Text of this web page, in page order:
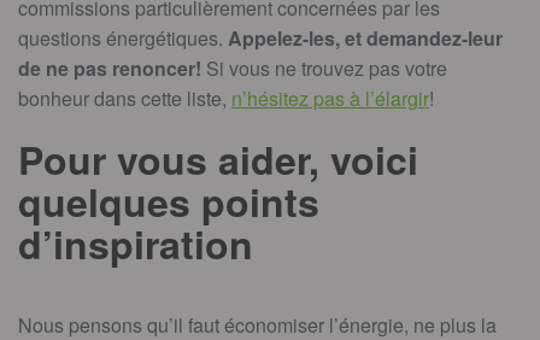
commissions particulièrement concernées par les
questions énergétiques. Appelez-les, et demandez-leur
de ne pas renoncer! Si vous ne trouvez pas votre
bonheur dans cette liste, n’hésitez pas à l’élargir!
Pour vous aider, voici
quelques points
d’inspiration
Nous pensons qu’il faut économiser l’énergie, ne plus la